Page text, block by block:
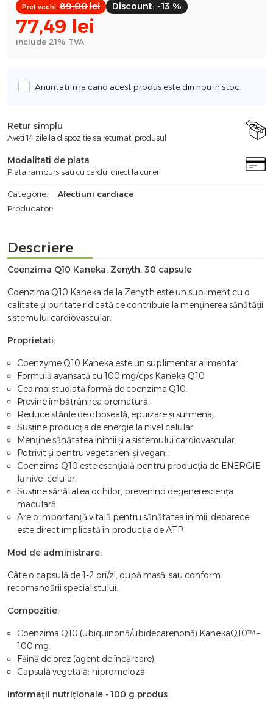
77,49 lei
Pret vechi: 89,00lei Discount: -13 %
include 21% TVA
Anuntati-ma cand acest produs este din nou in stoc.
Retur simplu
Aveti 14 zile la dispozitie sa returnati produsul
Modalitati de plata
Plata ramburs sau cu cardul direct la curier
Categorie:
Afectiuni cardiace
Producator:
Descriere
Coenzima Q10 Kaneka, Zenyth, 30 capsule
Coenzima Q10 Kaneka de la Zenyth este un supliment cu o
calitate și puritate ridicată ce contribuie la menținerea sănătății
sistemului cardiovascular.
Proprietati:
Coenzyme Q10 Kaneka este un suplimentar alimentar.
Formulă avansată cu 100 mg/cps Kaneka Q10
Cea mai studiată formă de coenzima Q10.
Previne îmbătrânirea prematură.
Reduce stările de oboseală, epuizare și surmenaj.
Susține producția de energie la nivel celular.
Menține sănătatea inimii și a sistemului cardiovascular.
Potrivit și pentru vegetarieni și vegani.
Coenzima Q10 este esențială pentru producția de ENERGIE
la nivel celular.
Susține sănătatea ochilor, prevenind degenerescența
maculară.
Are o importanță vitală pentru sănătatea inimii, deoarece
este direct implicată în producția de ATP
Mod de administrare:
Câte o capsulă de 1-2 ori/zi, după masă, sau conform
recomandării specialistului.
Compozitie:
Coenzima Q10 (ubiquinonă/ubidecarenonă) KanekaQ10™ –
100 mg.
Făină de orez (agent de încărcare).
Capsulă vegetală: hipromeloză.
Informații nutriționale - 100 g produs